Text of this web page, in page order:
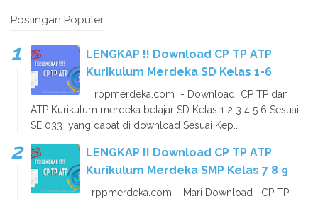
Postingan Populer
LENGKAP !! Download CP TP ATP
Kurikulum Merdeka SD Kelas 1-6
rppmerdeka.com - Download CP TP dan
ATP Kurikulum merdeka belajar SD Kelas 1 2 3 4 5 6 Sesuai
SE 033 yang dapat di download Sesuai Kep...
LENGKAP !! Download CP TP ATP
Kurikulum Merdeka SMP Kelas 7 8 9
rppmerdeka.com – Mari Download CP TP